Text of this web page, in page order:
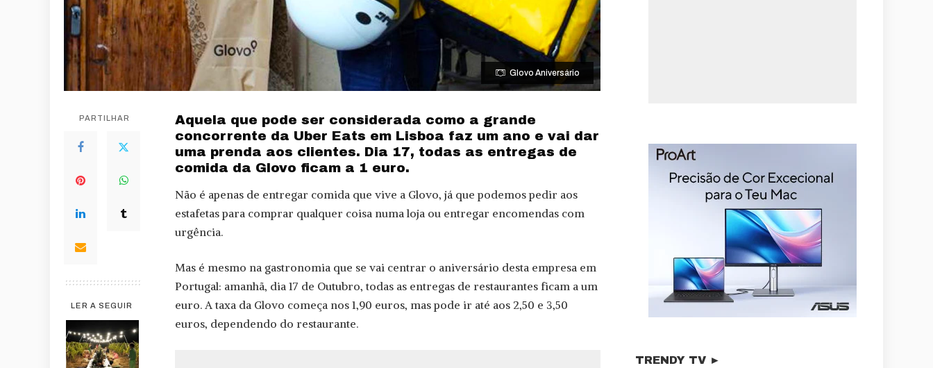
Glovo Aniversário
PARTILHAR
LER A SEGUIR
Aquela que pode ser considerada como a grande
concorrente da Uber Eats em Lisboa faz um ano e vai dar
uma prenda aos clientes. Dia 17, todas as entregas de
comida da Glovo ficam a 1 euro.
Não é apenas de entregar comida que vive a Glovo, já que podemos pedir aos
estafetas para comprar qualquer coisa numa loja ou entregar encomendas com
urgência.
Mas é mesmo na gastronomia que se vai centrar o aniversário desta empresa em
Portugal: amanhã, dia 17 de Outubro, todas as entregas de restaurantes ficam a um
euro. A taxa da Glovo começa nos 1,90 euros, mas pode ir até aos 2,50 e 3,50
euros, dependendo do restaurante.
TRENDY TV ►